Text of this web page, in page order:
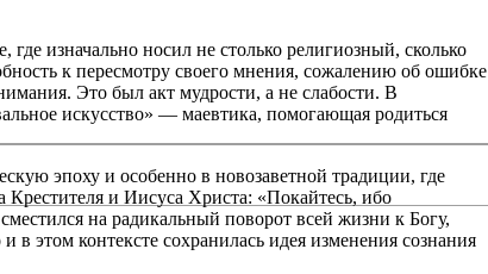
изначально носил не столько религиозный, сколько
к пересмотру своего мнения, сожалению об ошибке
Это был акт мудрости, а не слабости. В
искусство» — маевтика, помогающая родиться
эпоху и особенно в новозаветной традиции, где
и Иисуса Христа: «Покайтесь, ибо
на радикальный поворот всей жизни к Богу,
этом контексте сохранилась идея изменения сознания